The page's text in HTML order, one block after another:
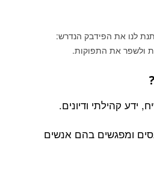
לנו את הפידבק הנדרש:
ולשפר את התפוקות.
ידע קהילתי ודיונים.
ומפגשים בהם אנשים